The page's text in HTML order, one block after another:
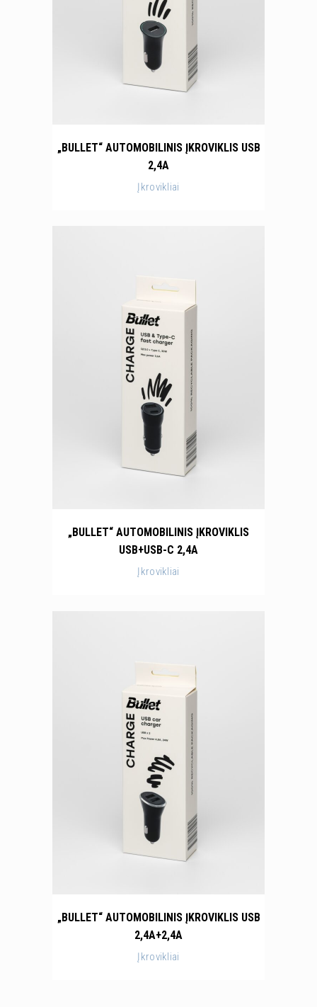
„BULLET“ AUTOMOBILINIS ĮKROVIKLIS USB
2,4A
Įkrovikliai
„BULLET“ AUTOMOBILINIS ĮKROVIKLIS
USB+USB-C 2,4A
Įkrovikliai
„BULLET“ AUTOMOBILINIS ĮKROVIKLIS USB
2,4A+2,4A
Įkrovikliai